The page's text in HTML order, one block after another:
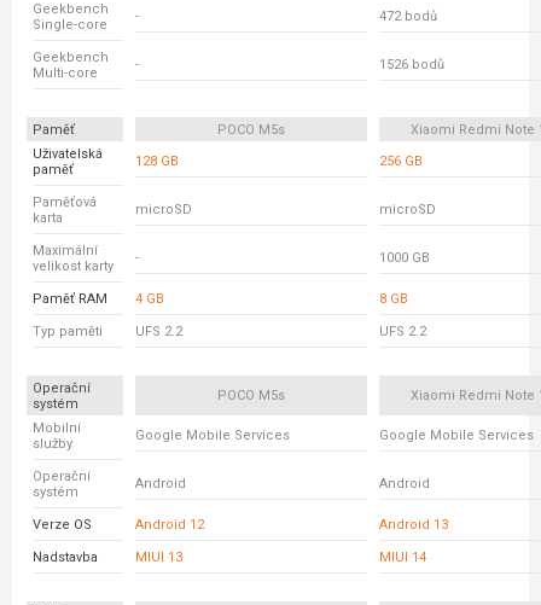
Geekbench
Single-core
- 472 bodů
Geekbench
Multi-core
- 1526 bodů
Paměť POCO M5s
Xiaomi Redmi Note
Uživatelská
paměť
128 GB 256 GB
Paměťová
karta
microSD microSD
Maximální
velikost karty
- 1000 GB
Paměť RAM 4 GB 8 GB
Typ paměti UFS 2.2 UFS 2.2
Operační
systém
POCO M5s Xiaomi Redmi Note
Mobilní
služby
Google Mobile Services Google Mobile Services
Operační
systém
Android Android
Verze OS Android 12 Android 13
Nadstavba MIUI 13 MIUI 14